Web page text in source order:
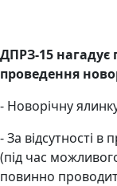
ДПРЗ-15 нагадує
проведення
- Новорічну
- За відсутності в
(під час
повинно